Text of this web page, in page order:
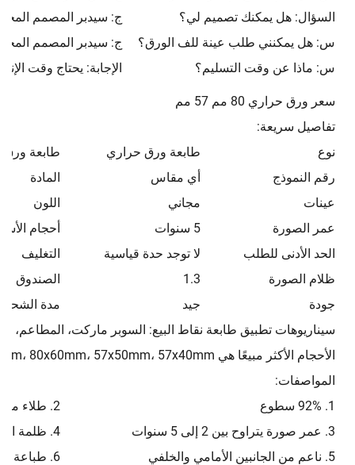
السؤال: هل يمكنك تصميم لي؟
ج: سيدبر المصمم
س: هل يمكنني طلب عينة للف الورق؟
ج: سيدبر المصمم
س: ماذا عن وقت التسليم؟
الإجابة: يحتاج وقت الإنتاج
سعر ورق حراري 80 مم 57 مم
تفاصيل سريعة:
نوع
طابعة ورق حراري
طابعة
رقم النموذج
أي مقاس
المادة
عينات
مجاني
اللون
عمر الصورة
5 سنوات
أحجام
الحد الأدنى للطلب
لا توجد حدة قياسية
التغليف
ظلام الصورة
1.3
الصندوق
جودة
جيد
مدة الشحن
سيناريوهات تطبيق طابعة نقاط البيع: السوبر ماركت، المطاعم،
الأحجام الأكثر مبيعًا هي 80x80mm، 80x70mm، 80x60mm، 57x50mm، 57x40mm، وغيرها.
المواصفات:
1. 92% سطوع
2. طلاء متساوٍ
3. عمر صورة يتراوح بين 2 إلى 5 سنوات
4. ظلمة الصورة 1.3
5. ناعم من الجانبين الأمامي والخلفي
6. طباعة أولية بواسطة الشركة المصنعة الأصلية (OEM)